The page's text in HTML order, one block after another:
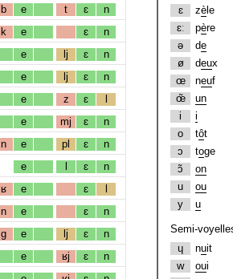
b e t ɛ n
k e ɛ n
e lj ɛ n
e lj ɛ n
e z ɛ l
e mj ɛ n
n e pl ɛ n
e l ɛ n
ʁ e ɛ l
n e ɛ n
g e lj ɛ n
e ʁj ɛ n
ɛ
zè le
ɛː
père
ə
de
ø
deux
œ
neuf
œ̃
un
i
i
o
tôt
ɔ
toge
ɔ̃
on
u
ou
y
u
Semi-
ɥ
nuit
w
oui